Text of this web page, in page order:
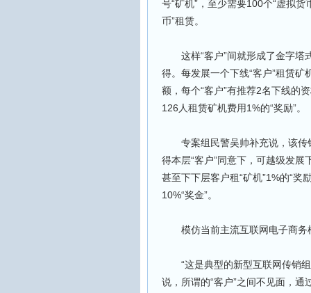
号“矿机”，至少需要100个“虚拟
币”租赁。
这样“客户”间就形成了金字塔
得。每发展一个下线“客户”租赁矿
额，每个“客户”有推荐2名下线的
126人租赁矿机费用1%的“奖励”。
专案组民警吴帅补充说，该传销
得本层“客户”同意下，可越级发展
甚至下下层客户租“矿机”1%的“奖
10%“奖金”。
模仿当前主流互联网电子商务
“这是典型的新型互联网传销组
说，所谓的“客户”之间不见面，